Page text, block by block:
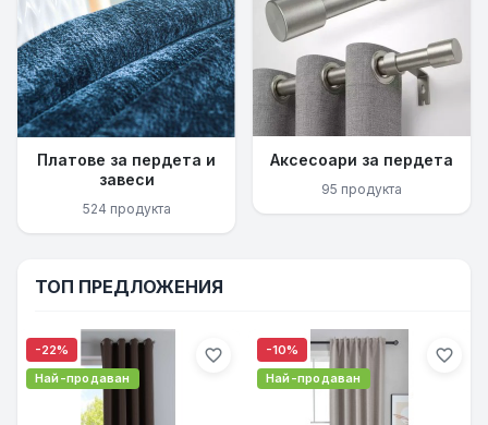
Платове за пердета и
завеси
524 продукта
Аксесоари за пердета
95 продукта
ТОП ПРЕДЛОЖЕНИЯ
-22%
Най-продаван
favorite_border
-10%
Най-продаван
favorite_border